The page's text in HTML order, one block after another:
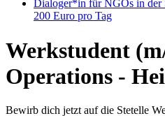
Dialoger*in für NGOs in der
200 Euro pro Tag
Werkstudent
Operations -
Bewirb dich jetzt auf die Stetelle